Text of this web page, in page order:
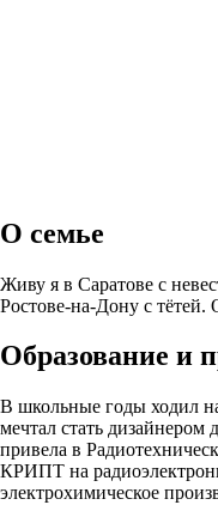
О семье
Живу я в Саратове с
Ростове-на-Дону с тётей.
Образование и
В школьные годы ходил
мечтал стать
привела в
КРИПТ на
электрохимическое